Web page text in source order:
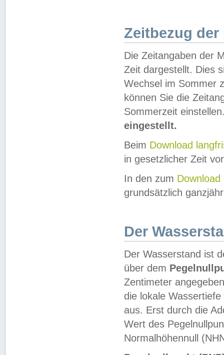
Zeitbezug der
Die Zeitangaben der
Zeit dargestellt. Dies
Wechsel im Sommer
können Sie die
Sommerzeit
eingestellt.
Beim Download
in gesetzlicher Zeit
In den zum Download
grundsätzlich
Der
Der Wasserstand ist
über dem
Zentimeter
die lokale
aus. Erst durch die
Wert des
Normalhöhennull